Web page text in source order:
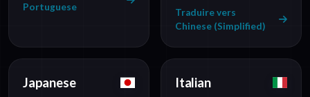
Portuguese
Traduire vers
Chinese (Simplified)
Japanese Italian